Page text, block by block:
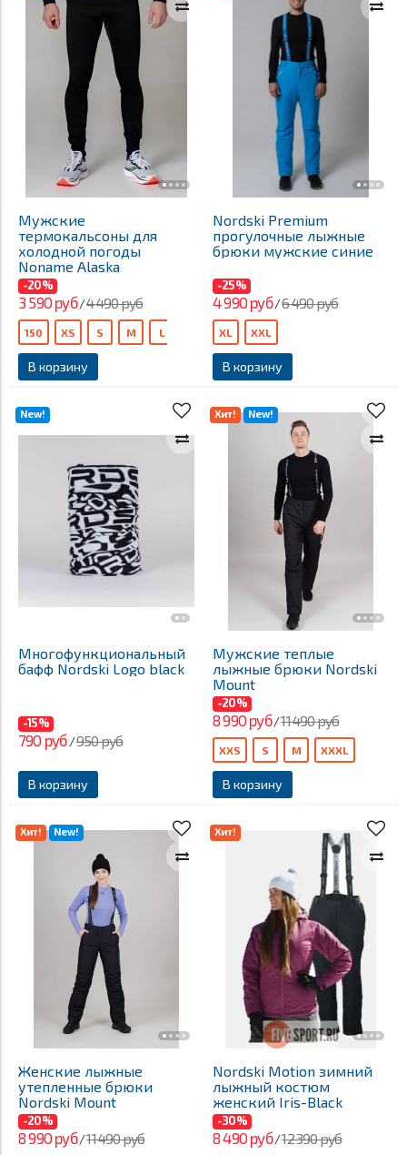
Мужские
термокальсоны для
холодной погоды
Noname Alaska
-20%
3 590 руб/4 490 руб
В корзину
150 XS S M L XXL XXXL
Nordski Premium
прогулочные лыжные
брюки мужские синие
-25%
4 990 руб/6 490 руб
В корзину
XL XXL
New!
Многофункциональный
бафф Nordski Logo black
-15%
790 руб/950 руб
В корзину
Хит! New!
Мужские теплые
лыжные брюки Nordski
Mount
-20%
8 990 руб/11 490 руб
В корзину
XXS S M XXXL
Хит! New!
Женские лыжные
утепленные брюки
Nordski Mount
-20%
8 990 руб/11 490 руб
Хит!
Nordski Motion зимний
лыжный костюм
женский Iris-Black
-30%
8 490 руб/12 390 руб